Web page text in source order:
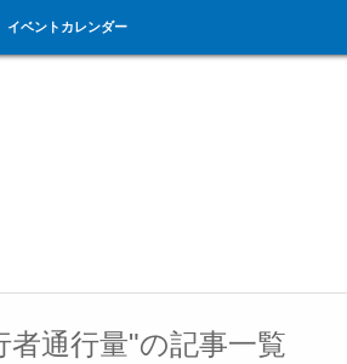
イベントカレンダー
者通行量"の記事一覧